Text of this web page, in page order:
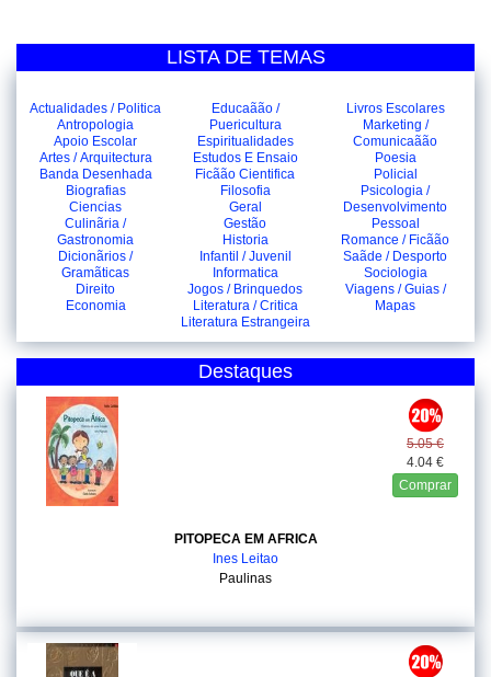
LISTA DE TEMAS
Actualidades / Politica
Antropologia
Apoio Escolar
Artes / Arquitectura
Banda Desenhada
Biografias
Ciencias
Culinãria /
Gastronomia
Dicionãrios /
Gramãticas
Direito
Economia
Educaãão /
Puericultura
Espiritualidades
Estudos E Ensaio
Ficãão Cientifica
Filosofia
Geral
Gestão
Historia
Infantil / Juvenil
Informatica
Jogos / Brinquedos
Literatura / Critica
Literatura Estrangeira
Livros Escolares
Marketing /
Comunicaãão
Poesia
Policial
Psicologia /
Desenvolvimento
Pessoal
Romance / Ficãão
Saãde / Desporto
Sociologia
Viagens / Guias /
Mapas
Destaques
5.05 €
4.04 €
Comprar
PITOPECA EM AFRICA
Ines Leitao
Paulinas